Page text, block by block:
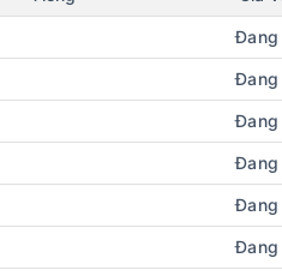
Đang
Đang
Đang
Đang
Đang
Đang